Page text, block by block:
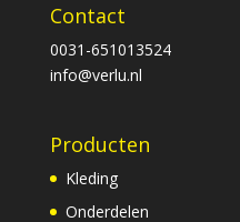
Contact
0031-651013524
info@verlu.nl
Producten
Kleding
Onderdelen